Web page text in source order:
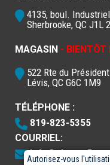
Autorisez-vous
4135, boul. Industriel
Sherbrooke, QC J1L
MAGASIN - BIENTÔT
522 Rte du
Lévis, QC G6C 1M9
TÉLÉPHONE :
819-823-5355
COURRIEL: